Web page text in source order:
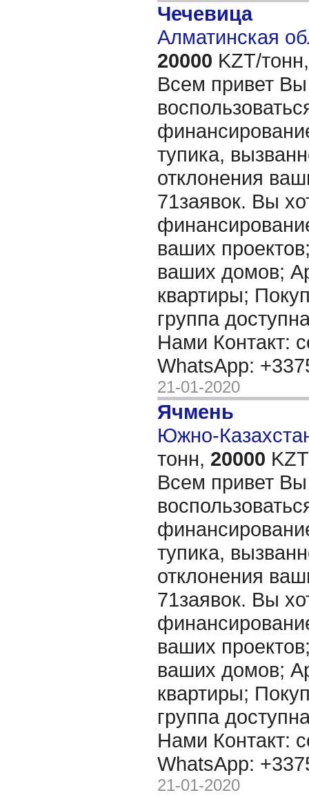
Чечевица
Алматинская
20000 KZT/тонн,
Всем привет Вы
тупика,
отклонения
71заявок. Вы
ваших
ваших домов;
квартиры;
группа
Нами Контакт:
WhatsApp:
21-01-2020
Ячмень
Южно-
тонн, 20000
Всем привет Вы
тупика,
отклонения
71заявок. Вы
ваших
ваших домов;
квартиры;
группа
Нами Контакт:
WhatsApp:
21-01-2020